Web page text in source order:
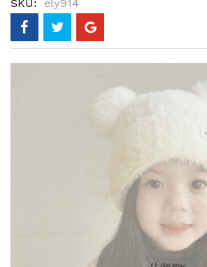
SKU ely914